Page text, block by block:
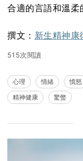
合適的言語和溫柔
撰文： 新生精神康
515次閱讀
心理 情緒 憤怒
精神健康
驚螫